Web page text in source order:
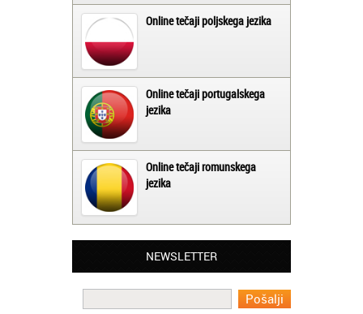
Online tečaji poljskega jezika
Online tečaji portugalskega
jezika
Online tečaji romunskega
jezika
NEWSLETTER
Matjaž iz Ajdovščine:
Lahko pohvalim vse zaposlene v Akademiji
Oxford, ker so resnično profesionalni in
prevajalske storitve opravljajo hitro in